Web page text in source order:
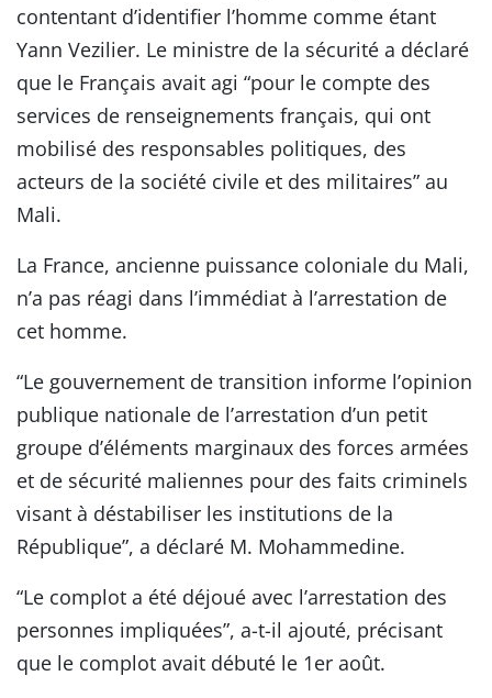
contentant d’identifier l’homme comme étant
Yann Vezilier. Le ministre de la sécurité a déclaré
que le Français avait agi “pour le compte des
services de renseignements français, qui ont
mobilisé des responsables politiques, des
acteurs de la société civile et des militaires” au
Mali.
La France, ancienne puissance coloniale du Mali,
n’a pas réagi dans l’immédiat à l’arrestation de
cet homme.
“Le gouvernement de transition informe l’opinion
publique nationale de l’arrestation d’un petit
groupe d’éléments marginaux des forces armées
et de sécurité maliennes pour des faits criminels
visant à déstabiliser les institutions de la
République”, a déclaré M. Mohammedine.
“Le complot a été déjoué avec l’arrestation des
personnes impliquées”, a-t-il ajouté, précisant
que le complot avait débuté le 1er août.